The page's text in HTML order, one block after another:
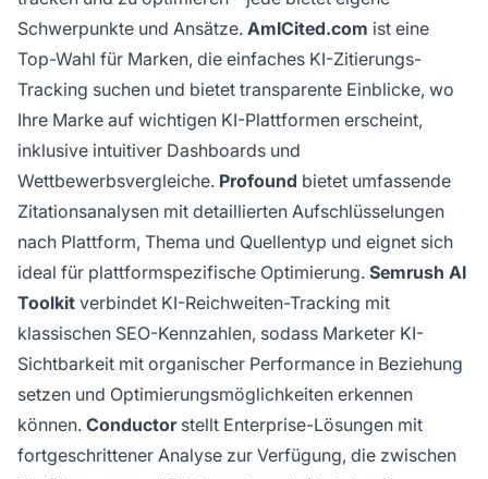
Schwerpunkte und Ansätze. AmICited.com ist eine
Top-Wahl für Marken, die einfaches KI-Zitierungs-
Tracking suchen und bietet transparente Einblicke, wo
Ihre Marke auf wichtigen KI-Plattformen erscheint,
inklusive intuitiver Dashboards und
Wettbewerbsvergleiche. Profound bietet umfassende
Zitationsanalysen mit detaillierten Aufschlüsselungen
nach Plattform, Thema und Quellentyp und eignet sich
ideal für plattformspezifische Optimierung. Semrush AI
Toolkit verbindet KI-Reichweiten-Tracking mit
klassischen SEO-Kennzahlen, sodass Marketer KI-
Sichtbarkeit mit organischer Performance in Beziehung
setzen und Optimierungsmöglichkeiten erkennen
können. Conductorstellt Enterprise-Lösungen mit
fortgeschrittener Analyse zur Verfügung, die zwischen